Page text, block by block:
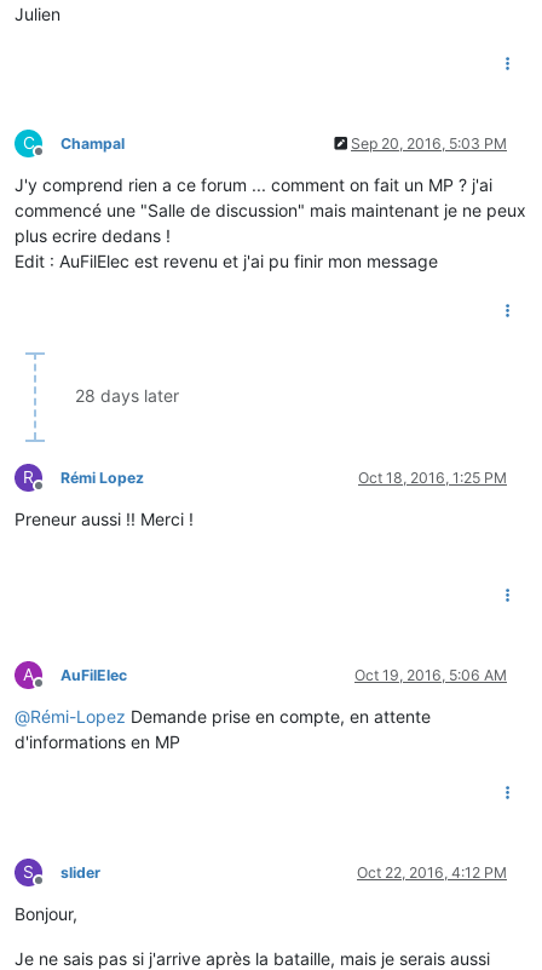
Julien
C
Offline
Champal Sep 20, 2016, 5:03 PM
J'y comprend rien a ce forum ... comment on fait un MP ? j'ai
commencé une "Salle de discussion" mais maintenant je ne peux
plus ecrire dedans !
Edit : AuFilElec est revenu et j'ai pu finir mon message
28 days later
R
Offline
Rémi Lopez Oct 18, 2016, 1:25 PM
Preneur aussi !! Merci !
A
Offline
AuFilElec Oct 19, 2016, 5:06 AM
@Rémi-Lopez Demande prise en compte, en attente
d'informations en MP
S
Offline
slider Oct 22, 2016, 4:12 PM
Bonjour,
Je ne sais pas si j'arrive après la bataille, mais je serais aussi